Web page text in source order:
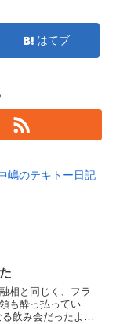
はてブ
嶋のテキトー日記
相と同じく、フラ
も酔っ払ってい
飲み会だったよう